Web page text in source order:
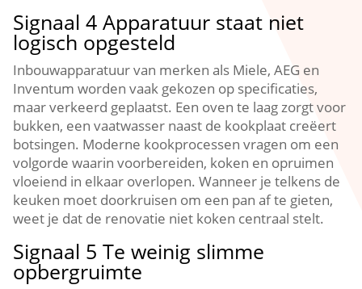
Signaal 4 Apparatuur staat niet
logisch opgesteld
Inbouwapparatuur van merken als Miele, AEG en
Inventum worden vaak gekozen op specificaties,
maar verkeerd geplaatst.​ Een oven te laag zorgt voor
bukken, een vaatwasser naast de kookplaat creëert
botsingen.​ Moderne kookprocessen vragen om een
volgorde waarin voorbereiden, koken en opruimen
vloeiend in elkaar overlopen.​ Wanneer je telkens de
keuken moet doorkruisen om een pan af te gieten,
weet je dat de renovatie niet koken centraal stelt.​
Signaal 5 Te weinig slimme
opbergruimte